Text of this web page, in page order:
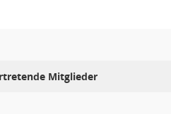
Mitglieder